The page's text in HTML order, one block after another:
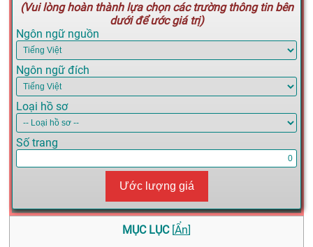
(Vui lòng hoàn thành lựa chọn các trường thông tin bên
dưới để ước giá trị)
Ngôn ngữ nguồn
Ngôn ngữ đích
Loại hồ sơ
Số trang
Ước lượng giá
MỤC LỤC [Ẩn]